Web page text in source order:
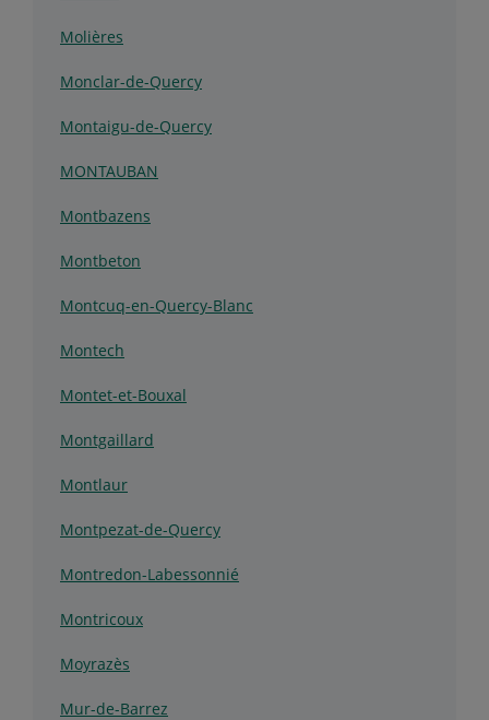
Molières
Monclar-de-Quercy
Montaigu-de-Quercy
MONTAUBAN
Montbazens
Montbeton
Montcuq-en-Quercy-Blanc
Montech
Montet-et-Bouxal
Montgaillard
Montlaur
Montpezat-de-Quercy
Montredon-Labessonnié
Montricoux
Moyrazès
Mur-de-Barrez